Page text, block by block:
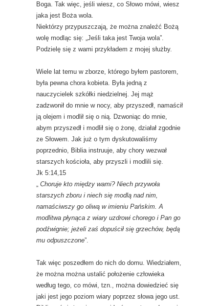
Boga. Tak więc, jeśli wiesz, co Słowo mówi, wiesz
jaka jest Boża wola.
Niektórzy przypuszczają, że można znaleźć Bożą
wolę modląc się: „Jeśli taka jest Twoja wola”.
Podzielę się z wami przykładem z mojej służby.
Wiele lat temu w zborze, którego byłem pastorem,
była pewna chora kobieta. Była jedną z
nauczycielek szkółki niedzielnej. Jej mąż
zadzwonił do mnie w nocy, aby przyszedł, namaścił
ją olejem i modlił się o nią. Dzwoniąc do mnie,
abym przyszedł i modlił się o żonę, działał zgodnie
ze Słowem. Jak już o tym dyskutowaliśmy
poprzednio, Biblia instruuje, aby chory wezwał
starszych kościoła, aby przyszli i modlili się.
Jk 5:14,15
„ Choruje kto między wami? Niech przywoła
starszych zboru i niech się modlą nad nim,
namaściwszy go oliwą w imieniu Pańskim. A
modlitwa płynąca z wiary uzdrowi chorego i Pan go
podźwignie; jeżeli zaś dopuścił się grzechów, będą
mu odpuszczone”.
Tak więc poszedłem do nich do domu. Wiedziałem,
że można można ustalić położenie człowieka
według tego, co mówi, tzn., można dowiedzieć się
jaki jest jego poziom wiary poprzez słowa jego ust.